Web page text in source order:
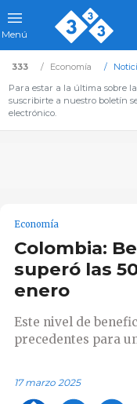
Menú
333 Economía
Para estar a la última sobre
suscribirte a nuestro boletín
electrónico.
Economía
Colombia:
superó las
enero
Este nivel de
precedentes para
17 marzo 2025